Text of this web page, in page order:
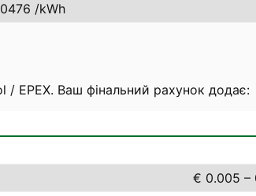
/kWh
/ EPEX. Ваш фінальний рахунок додає:
€ 0.005 –